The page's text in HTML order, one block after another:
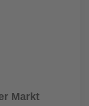
Markt